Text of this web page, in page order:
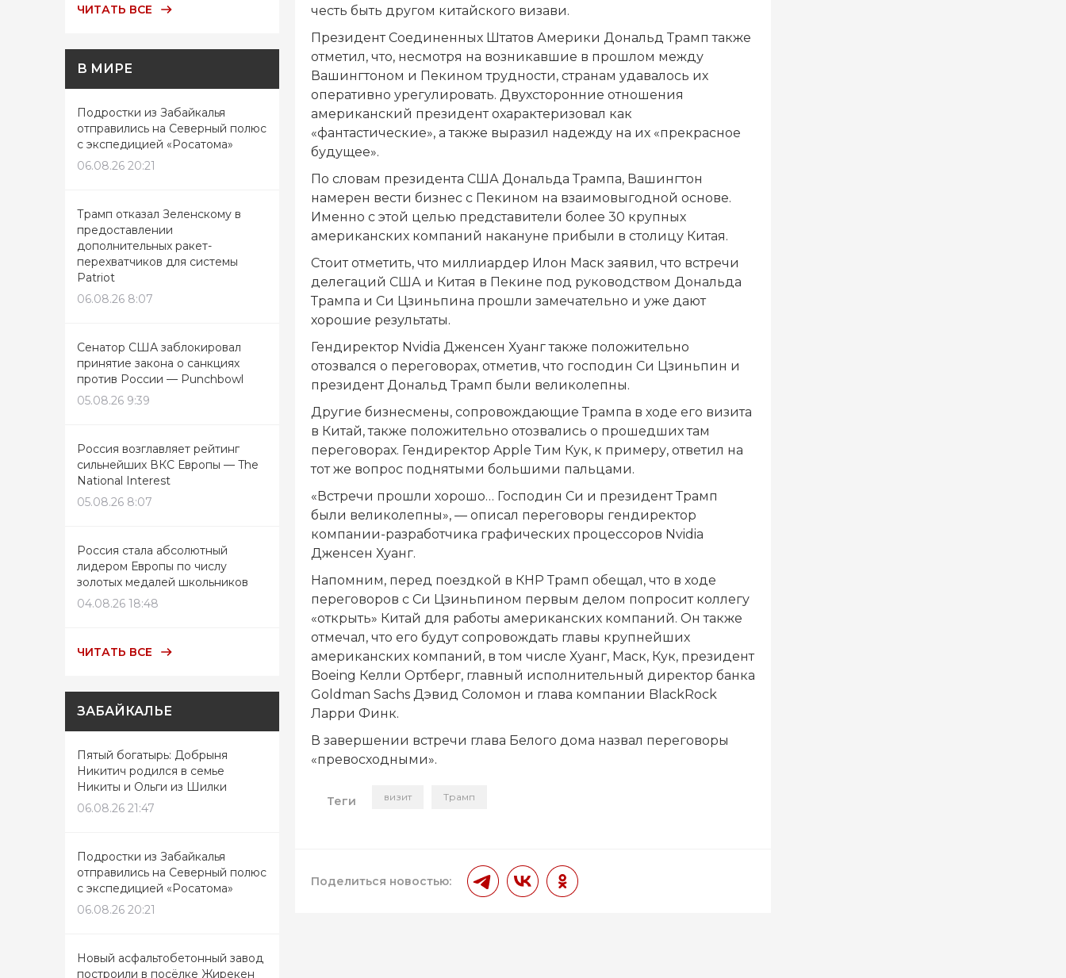
ЧИТАТЬ ВСЕ
В МИРЕ
Подростки из Забайкалья
отправились на Северный полюс
с экспедицией «Росатома»
06.08.26 20:21
Трамп отказал Зеленскому в
предоставлении
дополнительных ракет-
перехватчиков для системы
Patriot
06.08.26 8:07
Сенатор США заблокировал
принятие закона о санкциях
против России — Punchbowl
05.08.26 9:39
Россия возглавляет рейтинг
сильнейших ВКС Европы — The
National Interest
05.08.26 8:07
Россия стала абсолютный
лидером Европы по числу
золотых медалей школьников
04.08.26 18:48
ЧИТАТЬ ВСЕ
ЗАБАЙКАЛЬЕ
Пятый богатырь: Добрыня
Никитич родился в семье
Никиты и Ольги из Шилки
06.08.26 21:47
Подростки из Забайкалья
отправились на Северный полюс
с экспедицией «Росатома»
06.08.26 20:21
Новый асфальтобетонный завод
построили в посёлке Жирекен
честь быть другом китайского визави.
Президент Соединенных Штатов Америки Дональд Трамп также
отметил, что, несмотря на возникавшие в прошлом между
Вашингтоном и Пекином трудности, странам удавалось их
оперативно урегулировать. Двухсторонние отношения
американский президент охарактеризовал как
«фантастические», а также выразил надежду на их «прекрасное
будущее».
По словам президента США Дональда Трампа, Вашингтон
намерен вести бизнес с Пекином на взаимовыгодной основе.
Именно с этой целью представители более 30 крупных
американских компаний накануне прибыли в столицу Китая.
Стоит отметить, что миллиардер Илон Маск заявил, что встречи
делегаций США и Китая в Пекине под руководством Дональда
Трампа и Си Цзиньпина прошли замечательно и уже дают
хорошие результаты.
Гендиректор Nvidia Дженсен Хуанг также положительно
отозвался о переговорах, отметив, что господин Си Цзиньпин и
президент Дональд Трамп были великолепны.
Другие бизнесмены, сопровождающие Трампа в ходе его визита
в Китай, также положительно отозвались о прошедших там
переговорах. Гендиректор Apple Тим Кук, к примеру, ответил на
тот же вопрос поднятыми большими пальцами.
«Встречи прошли хорошо… Господин Си и президент Трамп
были великолепны», — описал переговоры гендиректор
компании-разработчика графических процессоров Nvidia
Дженсен Хуанг.
Напомним, перед поездкой в КНР Трамп обещал, что в ходе
переговоров с Си Цзиньпином первым делом попросит коллегу
«открыть» Китай для работы американских компаний. Он также
отмечал, что его будут сопровождать главы крупнейших
американских компаний, в том числе Хуанг, Маск, Кук, президент
Boeing Келли Ортберг, главный исполнительный директор банка
Goldman Sachs Дэвид Соломон и глава компании BlackRock
Ларри Финк.
В завершении встречи глава Белого дома назвал переговоры
«превосходными».
Теги визит Трамп
Поделиться новостью: